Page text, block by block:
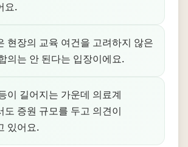
요.
현장의 교육 여건을 고려하지 않은
의는 안 된다는 입장이에요.
이 길어지는 가운데 의료계
도 증원 규모를 두고 의견이
있어요.